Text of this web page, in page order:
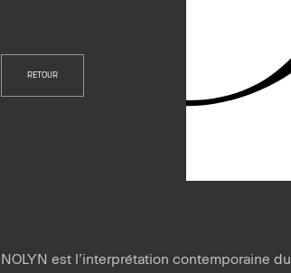
RETOUR
NOLYN est l’interprétation contemporaine du